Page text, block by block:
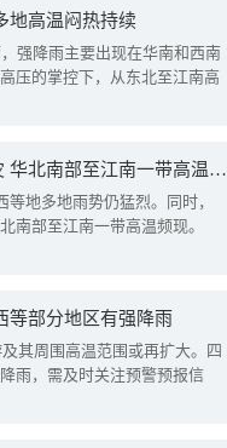
地高温闷热持续
强降雨主要出现在华南和西南
压的掌控下，从东北至江南高
四川陕西等地需警惕降雨叠加致灾 华北南部至江南一带高温频现
地多地雨势仍猛烈。同时，
南部至江南一带高温频现。
等部分地区有强降雨
其周围高温范围或再扩大。四
雨，需及时关注预警预报信